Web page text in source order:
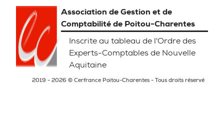
Association de Gestion et de
Comptabilité de Poitou-Charentes
Inscrite au tableau de l'Ordre des
Experts-Comptables de Nouvelle
Aquitaine
2019 - 2026 © Cerfrance Poitou-Charentes - Tous droits réservé